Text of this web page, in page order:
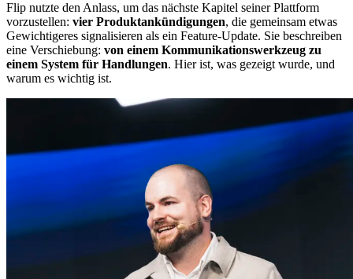
Flip nutzte den Anlass, um das nächste Kapitel seiner Plattform
vorzustellen: vier Produktankündigungen, die gemeinsam etwas
Gewichtigeres signalisieren als ein Feature-Update. Sie beschreiben
eine Verschiebung: von einem Kommunikationswerkzeug zu
einem System für Handlungen. Hier ist, was gezeigt wurde, und
warum es wichtig ist.